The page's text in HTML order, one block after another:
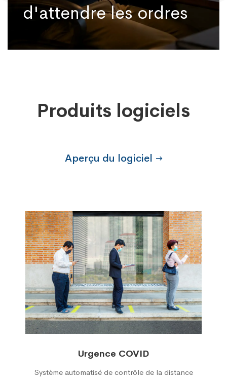
d'attendre les ordres
Produits logiciels
Aperçu du logiciel
Urgence COVID
Système automatisé de contrôle de la distance